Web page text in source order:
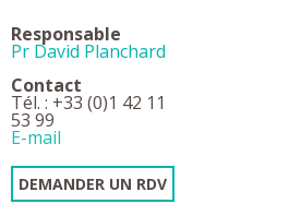
Responsable
Pr David Planchard
Contact
Tél. : +33 (0)1 42 11
53 99
E-mail
DEMANDER UN RDV